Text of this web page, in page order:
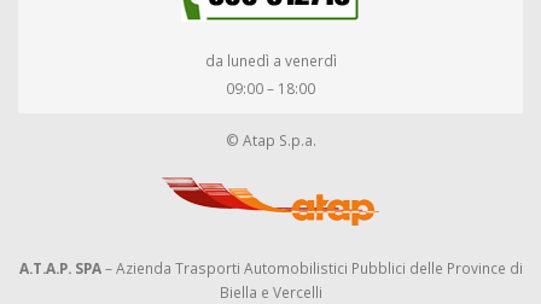
da lunedì a venerdì
09:00 – 18:00
© Atap S.p.a.
A.T.A.P. SPA– Azienda Trasporti Automobilistici Pubblici delle Province di
Biella e Vercelli